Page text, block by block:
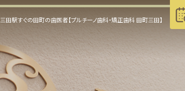
三田駅すぐの田町の歯医者【プルチーノ歯科・矯正歯科 田町三田】